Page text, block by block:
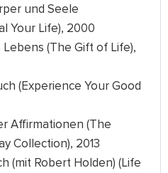
und Seele
Your Life), 2000
(The Gift of Life),
(Experience Your Good
Affirmationen (The
Collection), 2013
(mit Robert Holden) (Life